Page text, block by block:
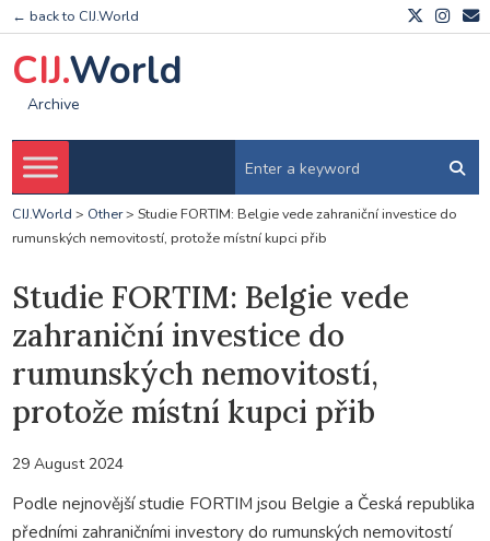
← back to CIJ.World
CIJ.World
Archive
CIJ.World > Other> Studie FORTIM: Belgie vede zahraniční investice do
rumunských nemovitostí, protože místní kupci přib
Studie FORTIM: Belgie vede
zahraniční investice do
rumunských nemovitostí,
protože místní kupci přib
29 August 2024
Podle nejnovější studie FORTIM jsou Belgie a Česká republika
předními zahraničními investory do rumunských nemovitostí